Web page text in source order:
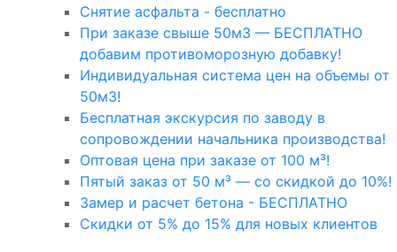
Снятие асфальта - бесплатно
При заказе свыше 50м3 — БЕСПЛАТНО
добавим противоморозную добавку!
Индивидуальная система цен на объемы от
50м3!
Бесплатная экскурсия по заводу в
сопровождении начальника производства!
Оптовая цена при заказе от 100 м³!
Пятый заказ от 50 м³ — со скидкой до 10%!
Замер и расчет бетона - БЕСПЛАТНО
Скидки от 5% до 15% для новых клиентов